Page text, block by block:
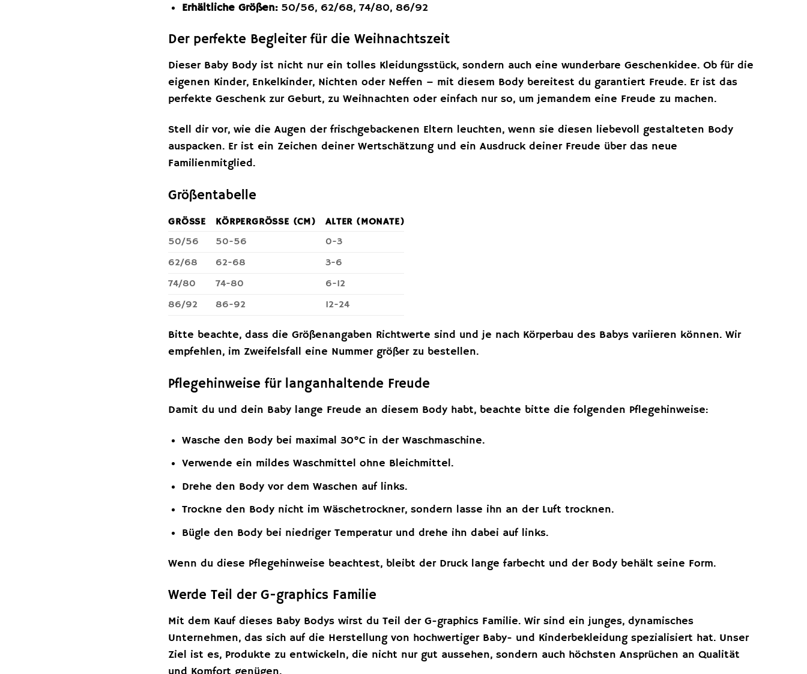
Erhältliche Größen:50/56, 62/68, 74/80, 86/92
Der perfekte Begleiter für die Weihnachtszeit
Dieser Baby Body ist nicht nur ein tolles Kleidungsstück, sondern auch eine wunderbare Geschenkidee. Ob für die
eigenen Kinder, Enkelkinder, Nichten oder Neffen – mit diesem Body bereitest du garantiert Freude. Er ist das
perfekte Geschenk zur Geburt, zu Weihnachten oder einfach nur so, um jemandem eine Freude zu machen.
Stell dir vor, wie die Augen der frischgebackenen Eltern leuchten, wenn sie diesen liebevoll gestalteten Body
auspacken. Er ist ein Zeichen deiner Wertschätzung und ein Ausdruck deiner Freude über das neue
Familienmitglied.
Größentabelle
GRÖSSE KÖRPERGRÖSSE (CM)
ALTER (MONATE)
50/56
50-56
0-3
62/68
62-68
3-6
74/80
74-80
6-12
86/92
86-92 12-24
Bitte beachte, dass die Größenangaben Richtwerte sind und je nach Körperbau des Babys variieren können. Wir
empfehlen, im Zweifelsfall eine Nummer größer zu bestellen.
Pflegehinweise für langanhaltende Freude
Damit du und dein Baby lange Freude an diesem Body habt, beachte bitte die folgenden Pflegehinweise:
Wasche den Body bei maximal 30°C in der Waschmaschine.
Verwende ein mildes Waschmittel ohne Bleichmittel.
Drehe den Body vor dem Waschen auf links.
Trockne den Body nicht im Wäschetrockner, sondern lasse ihn an der Luft trocknen.
Bügle den Body bei niedriger Temperatur und drehe ihn dabei auf links.
Wenn du diese Pflegehinweise beachtest, bleibt der Druck lange farbecht und der Body behält seine Form.
Werde Teil der G-graphics Familie
Mit dem Kauf dieses Baby Bodys wirst du Teil der G-graphics Familie. Wir sind ein junges, dynamisches
Unternehmen, das sich auf die Herstellung von hochwertiger Baby- und Kinderbekleidung spezialisiert hat. Unser
Ziel ist es, Produkte zu entwickeln, die nicht nur gut aussehen, sondern auch höchsten Ansprüchen an Qualität